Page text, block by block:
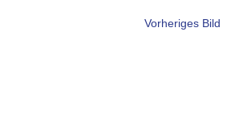
Vorheriges Bild